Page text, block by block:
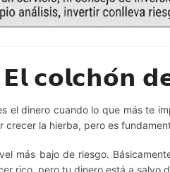
𝗰𝗼𝗹𝗰𝗵𝗼́𝗻
el dinero cuando lo que más te
crecer la hierba, pero es
más bajo de riesgo.
rico, pero tu dinero está a salvo